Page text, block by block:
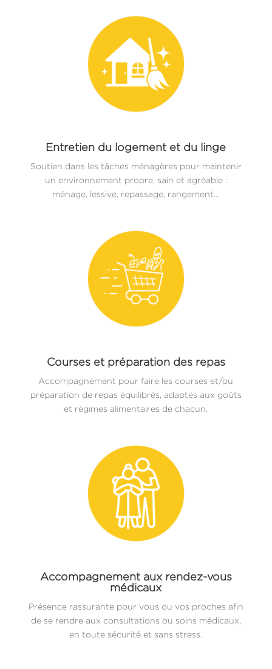
Entretien du logement et du linge
Soutien dans les tâches ménagères pour maintenir
un environnement propre, sain et agréable :
ménage, lessive, repassage, rangement…
Courses et préparation des repas
Accompagnement pour faire les courses et/ou
préparation de repas équilibrés, adaptés aux goûts
et régimes alimentaires de chacun.
Accompagnement aux rendez-vous
médicaux
Présence rassurante pour vous ou vos proches afin
de se rendre aux consultations ou soins médicaux,
en toute sécurité et sans stress.